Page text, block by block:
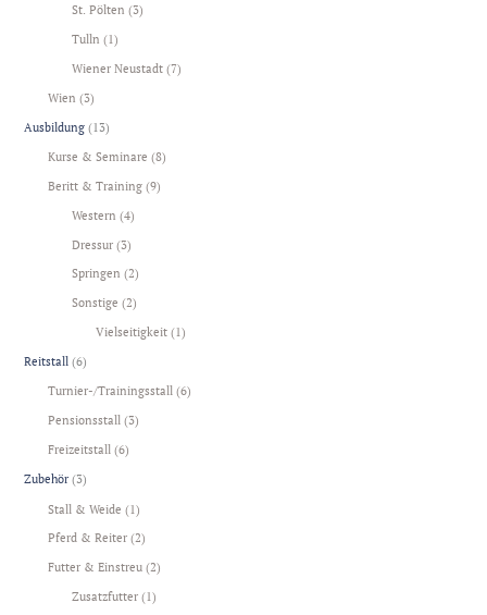
St. Pölten (3)
Tulln (1)
Wiener Neustadt (7)
Wien (3)
Ausbildung (13)
Kurse & Seminare (8)
Beritt & Training (9)
Western (4)
Dressur (3)
Springen (2)
Sonstige (2)
Vielseitigkeit(1)
Reitstall (6)
Turnier-/Trainingsstall (6)
Pensionsstall (3)
Freizeitstall (6)
Zubehör (3)
Stall & Weide (1)
Pferd & Reiter (2)
Futter & Einstreu (2)
Zusatzfutter (1)